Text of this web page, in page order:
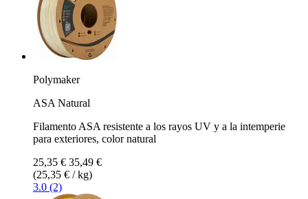
Polymaker
ASA Natural
Filamento ASA resistente a los rayos UV y a la intemperie
para exteriores, color natural
25,35 € 35,49 €
(25,35 € / kg)
3.0 (2)